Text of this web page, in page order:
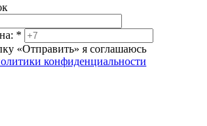
*
«Отправить» я соглашаюсь
конфиденциальности